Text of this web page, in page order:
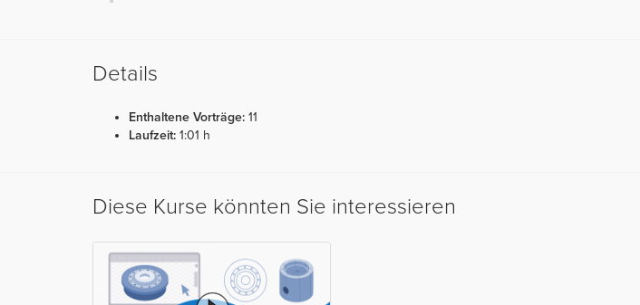
Details
Enthaltene Vorträge: 11
Laufzeit: 1:01 h
Diese Kurse könnten Sie interessieren